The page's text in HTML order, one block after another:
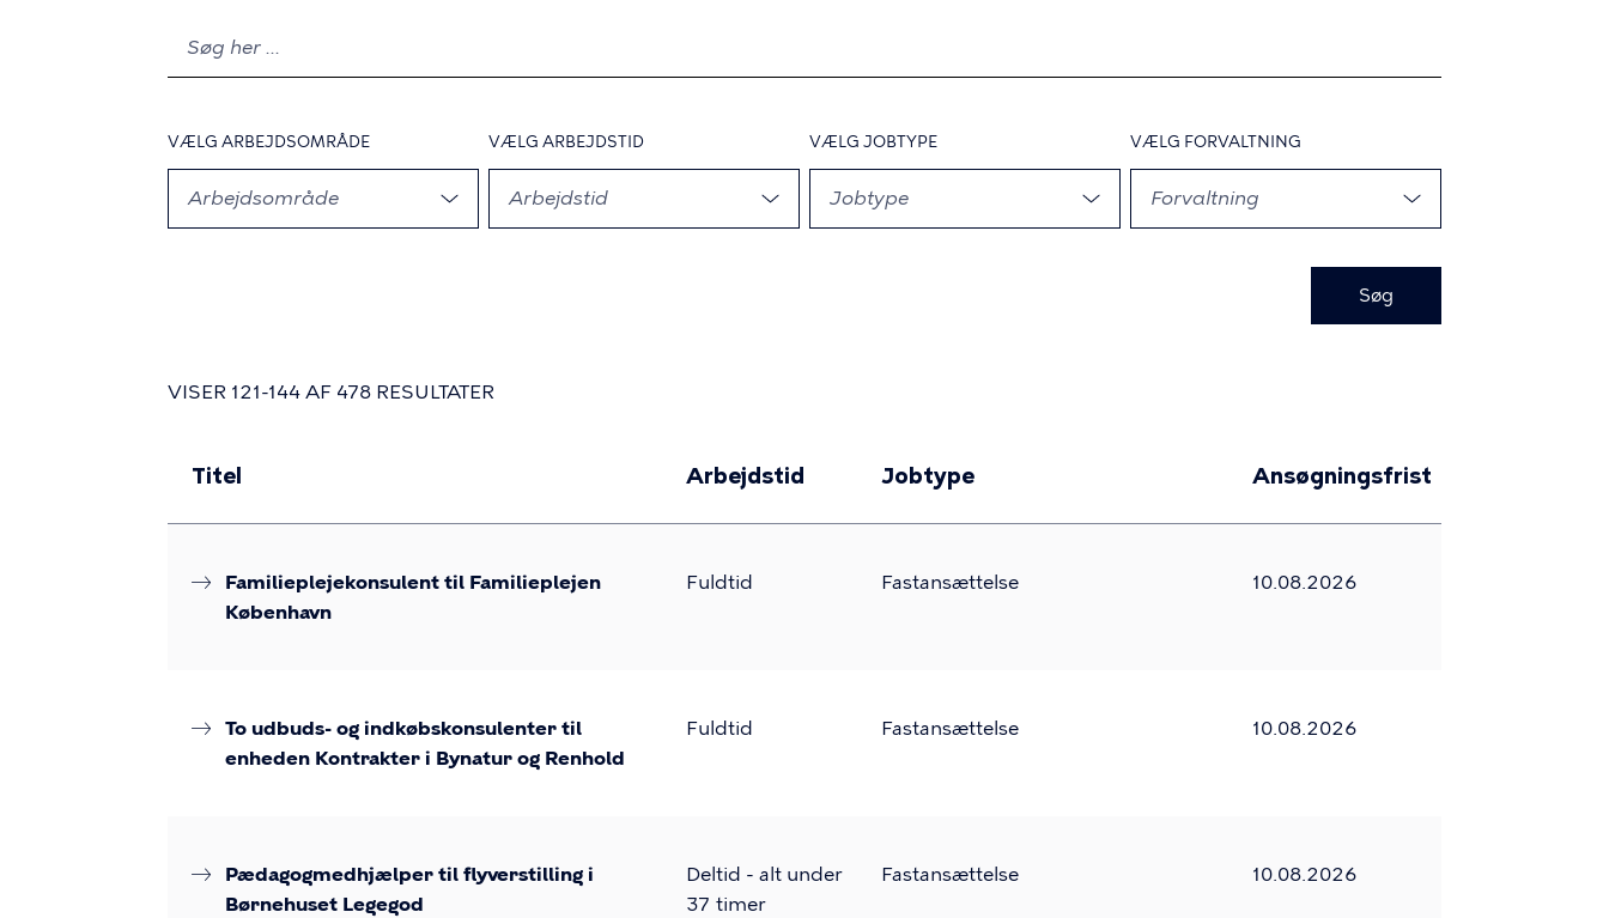
SØG
bruge
skal
du
trykke
mellemrumstasten
piletasterne
tryk
for
vælge.
VÆLG ARBEJDSOMRÅDE
Arbejdsområde
VÆLG ARBEJDSTID
Arbejdstid
VÆLG JOBTYPE
Jobtype
VÆLG FORVALTNING
Forvaltning
VISER 121-144 AF 478 RESULTATER
Titel Arbejdstid Jobtype Ansøgningsfrist
Familieplejekonsulent til Familieplejen
København
Fuldtid Fastansættelse 10.08.2026
To udbuds- og indkøbskonsulenter til
enheden Kontrakter i Bynatur og Renhold
Fuldtid Fastansættelse 10.08.2026
Pædagogmedhjælper til flyverstilling i
Børnehuset Legegod
Deltid - alt under
37 timer
Fastansættelse 10.08.2026